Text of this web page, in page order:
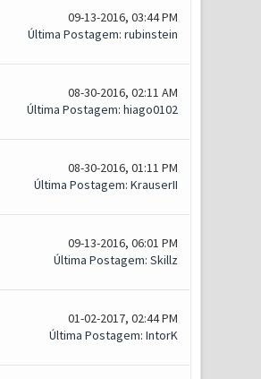
09-13-2016, 03:44 PM
Última Postagem: rubinstein
08-30-2016, 02:11 AM
Última Postagem: hiago0102
08-30-2016, 01:11 PM
Última Postagem: KrauserII
09-13-2016, 06:01 PM
Última Postagem: Skillz
01-02-2017, 02:44 PM
Última Postagem: IntorK